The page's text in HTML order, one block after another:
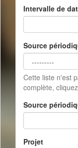
Intervalle de
Source
Cette liste n'est
complète, cliquez
Source
Projet